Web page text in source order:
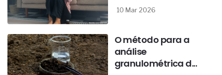
10 Mar 2026
O método para a
análise
granulométrica d...